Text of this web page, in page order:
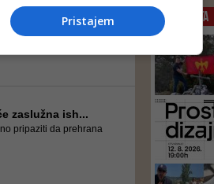
skuplje nego 201...
cijene banana sa
zaslužna ish...
pripaziti da prehrana
24 SATA
Pristajem